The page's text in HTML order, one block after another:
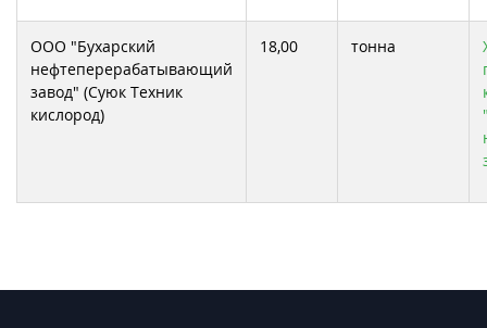
ООО "Бухарский
нефтеперерабатывающий
завод" (Суюк Техник
кислород)
18,00 тонна